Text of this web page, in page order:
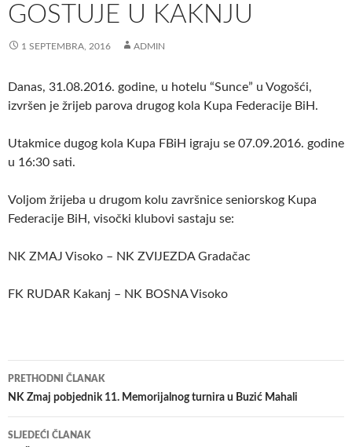
GOSTUJE U KAKNJU
1 SEPTEMBRA, 2016 ADMIN
Danas, 31.08.2016. godine, u hotelu “Sunce” u Vogošći,
izvršen je žrijeb parova drugog kola Kupa Federacije BiH.
Utakmice dugog kola Kupa FBiH igraju se 07.09.2016. godine
u 16:30 sati.
Voljom žrijeba u drugom kolu završnice seniorskog Kupa
Federacije BiH, visočki klubovi sastaju se:
NK ZMAJ Visoko – NK ZVIJEZDA Gradačac
FK RUDAR Kakanj – NK BOSNA Visoko
Navigacija
članaka
PRETHODNI ČLANAK
NK Zmaj pobjednik 11. Memorijalnog turnira u Buzić Mahali
SLJEDEĆI ČLANAK